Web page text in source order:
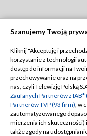
Abonament TVP
Emisja w TVP
Centrum informacji
Naziemna
Szanujemy Twoją
Kliknij "Akceptuję i
korzystanie z technologii
dostęp do informacji na
przechowywanie oraz na
nas, czyli Telewizję Polską
Zaufanych Partnerów z
Partnerów TVP (93 firm), w
zautomatyzowanego
mierzenia ich skuteczności)
także zgody na